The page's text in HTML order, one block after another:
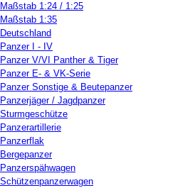
Maßstab 1:24 / 1:25
Maßstab 1:35
Deutschland
Panzer I - IV
Panzer V/VI Panther & Tiger
Panzer E- & VK-Serie
Panzer Sonstige & Beutepanzer
Panzerjäger / Jagdpanzer
Sturmgeschütze
Panzerartillerie
Panzerflak
Bergepanzer
Panzerspähwagen
Schützenpanzerwagen